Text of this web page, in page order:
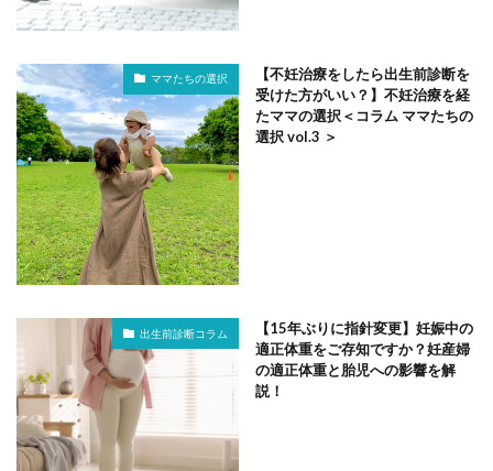
ママたちの選択
【不妊治療をしたら出生前診断を
受けた方がいい？】不妊治療を経
たママの選択＜コラム ママたちの
選択 vol.3 ＞
出生前診断コラム
【15年ぶりに指針変更】妊娠中の
適正体重をご存知ですか？妊産婦
の適正体重と胎児への影響を解
説！